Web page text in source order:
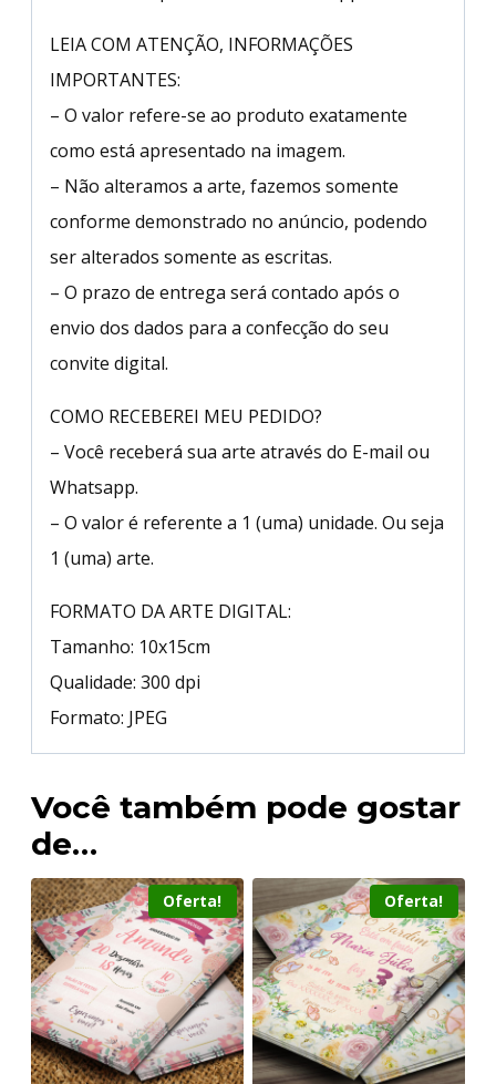
LEIA COM ATENÇÃO, INFORMAÇÕES
IMPORTANTES:
– O valor refere-se ao produto exatamente
como está apresentado na imagem.
– Não alteramos a arte, fazemos somente
conforme demonstrado no anúncio, podendo
ser alterados somente as escritas.
– O prazo de entrega será contado após o
envio dos dados para a confecção do seu
convite digital.
COMO RECEBEREI MEU PEDIDO?
– Você receberá sua arte através do E-mail ou
Whatsapp.
– O valor é referente a 1 (uma) unidade. Ou seja
1 (uma) arte.
FORMATO DA ARTE DIGITAL:
Tamanho: 10x15cm
Qualidade: 300 dpi
Formato: JPEG
Você também pode gostar
de…
Oferta! Oferta!